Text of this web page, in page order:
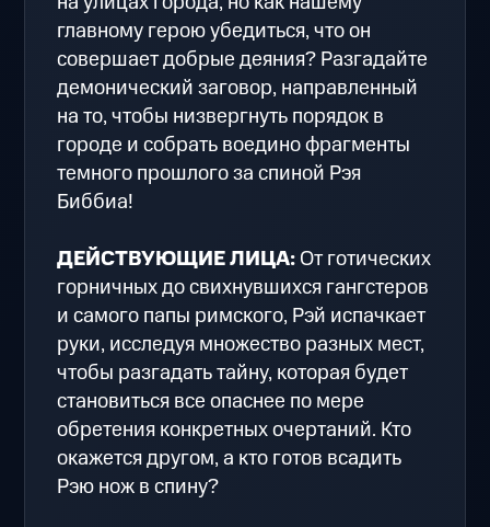
главному герою убедиться, что он
совершает добрые деяния? Разгадайте
демонический заговор, направленный
на то, чтобы низвергнуть порядок в
городе и собрать воедино фрагменты
темного прошлого за спиной Рэя
Биббиа!
ДЕЙСТВУЮЩИЕ ЛИЦА:От готических
горничных до свихнувшихся гангстеров
и самого папы римского, Рэй испачкает
руки, исследуя множество разных мест,
чтобы разгадать тайну, которая будет
становиться все опаснее по мере
обретения конкретных очертаний. Кто
окажется другом, а кто готов всадить
Рэю нож в спину?